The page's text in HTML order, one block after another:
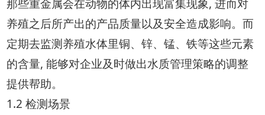
那些重金属会在动物的体内出现富集现象, 进而对
养殖之后所产出的产品质量以及安全造成影响。而
定期去监测养殖水体里铜、锌、锰、铁等这些元素
的含量, 能够对企业及时做出水质管理策略的调整
提供帮助。
1.2 检测场景